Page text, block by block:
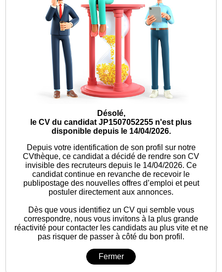
Désolé,
le CV du candidat JP1507052255 n'est plus
disponible depuis le 14/04/2026.
Depuis votre identification de son profil sur notre
CVthèque, ce candidat a décidé de rendre son CV
invisible des recruteurs depuis le 14/04/2026. Ce
candidat continue en revanche de recevoir le
publipostage des nouvelles offres d’emploi et peut
postuler directement aux annonces.
Dès que vous identifiez un CV qui semble vous
correspondre, nous vous invitons à la plus grande
réactivité pour contacter les candidats au plus vite et ne
pas risquer de passer à côté du bon profil.
Fermer